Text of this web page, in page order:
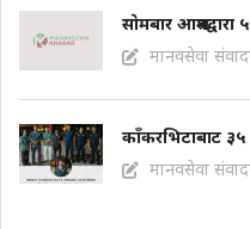
साेमबार
मानवसेवा
काँकरभिटाबाट
मानवसेवा